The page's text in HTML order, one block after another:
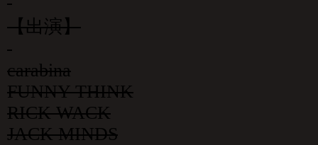
【出演】
carabina
FUNNY THINK
RICK WACK
JACK MINDS